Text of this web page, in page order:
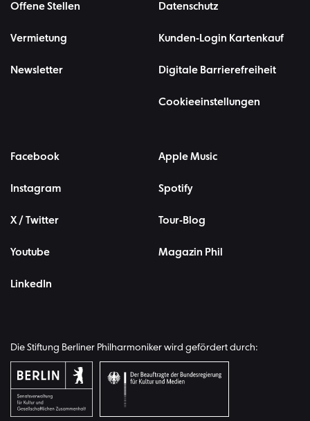
Offene Stellen
Vermietung
Newsletter
Datenschutz
Kunden-Login Kartenkauf
Digitale Barrierefreiheit
Cookieeinstellungen
Facebook
Instagram
X / Twitter
Youtube
LinkedIn
Apple Music
Spotify
Tour-Blog
Magazin Phil
Die Stiftung Berliner Philharmoniker wird gefördert durch: